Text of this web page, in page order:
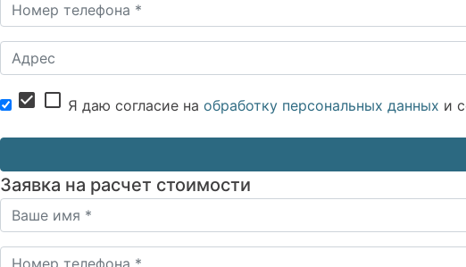
check_box check_box_outline_blank Я даю согласие на обработку персональных данных и
Заявка на расчет стоимости